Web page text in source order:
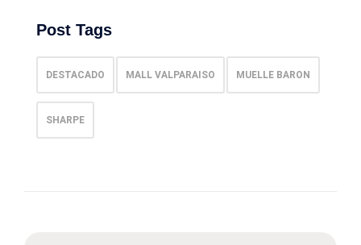
Post Tags
DESTACADO MALL VALPARAISO MUELLE BARON
SHARPE